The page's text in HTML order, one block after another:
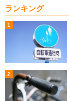
ランキング